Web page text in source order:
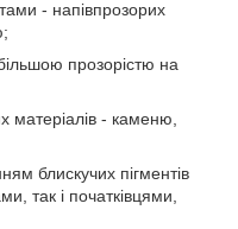
- напівпрозорих
прозорістю на
матеріалів - каменю,
блискучих пігментів
так і початківцями,